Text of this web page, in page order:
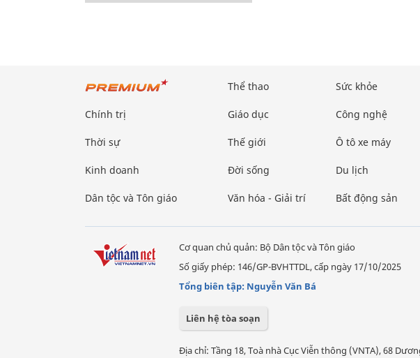
Chính trị
Thời sự
Kinh doanh
Dân tộc và Tôn giáo
Thể thao
Giáo dục
Thế giới
Đời sống
Văn hóa - Giải trí
Sức khỏe
Công nghệ
Ô tô xe máy
Du lịch
Bất động sản
Cơ quan chủ quản: Bộ Dân tộc và Tôn giáo
Số giấy phép: 146/GP-BVHTTDL, cấp ngày 17/10/2025
Tổng biên tập: Nguyễn Văn Bá
Liên hệ tòa soạn
Địa chỉ: Tầng 18, Toà nhà Cục Viễn thông (VNTA), 68